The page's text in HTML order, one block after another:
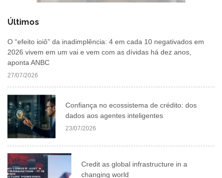
Últimos
O “efeito ioiô” da inadimplência: 4 em cada 10 negativados em
2026 vivem em um vai e vem com as dívidas há dez anos,
aponta ANBC
27/07/2026
Confiança no ecossistema de crédito: dos
dados aos agentes inteligentes
23/07/2026
Credit as global infrastructure in a
changing world